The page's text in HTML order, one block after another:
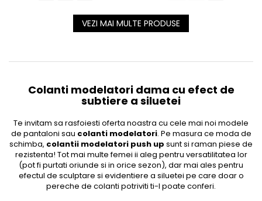
VEZI MAI MULTE PRODUSE
Colanti modelatori dama cu efect de
subtiere a siluetei
Te invitam sa rasfoiesti oferta noastra cu cele mai noi modele
de pantaloni sau colanti modelatori. Pe masura ce moda de
schimba, colantii modelatori push up sunt si raman piese de
rezistenta! Tot mai multe femei ii aleg pentru versatilitatea lor
(pot fi purtati oriunde si in orice sezon), dar mai ales pentru
efectul de sculptare si evidentiere a siluetei pe care doar o
pereche de colanti potriviti ti-l poate conferi.